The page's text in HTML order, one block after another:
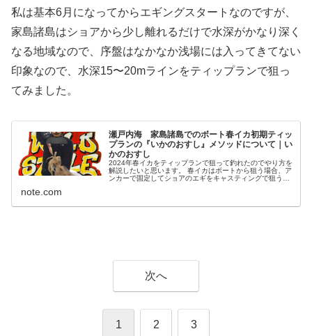
私は基本6月になってからエギングスタートなのですが、
家島諸島はショアから少し離れるだけで水深がかなり深く
なる地域なので、序盤はなかなか浅場には入ってきてない
印象なので、水深15〜20mラインをティップランで狙っ
てみました。
瀬戸内海 家島諸島でのボート春イカ初期ティッ
プランの『いかのおすし』メソッドについて｜い
かのおすし
2024年春イカをティップランで狙って釣れたのでやり方を
解説したいと思います。 春イカはボートから狙う場合、ア
ンカーで固定してショアのエギをキャスティングで狙うの
note.com
次へ
1 2 3